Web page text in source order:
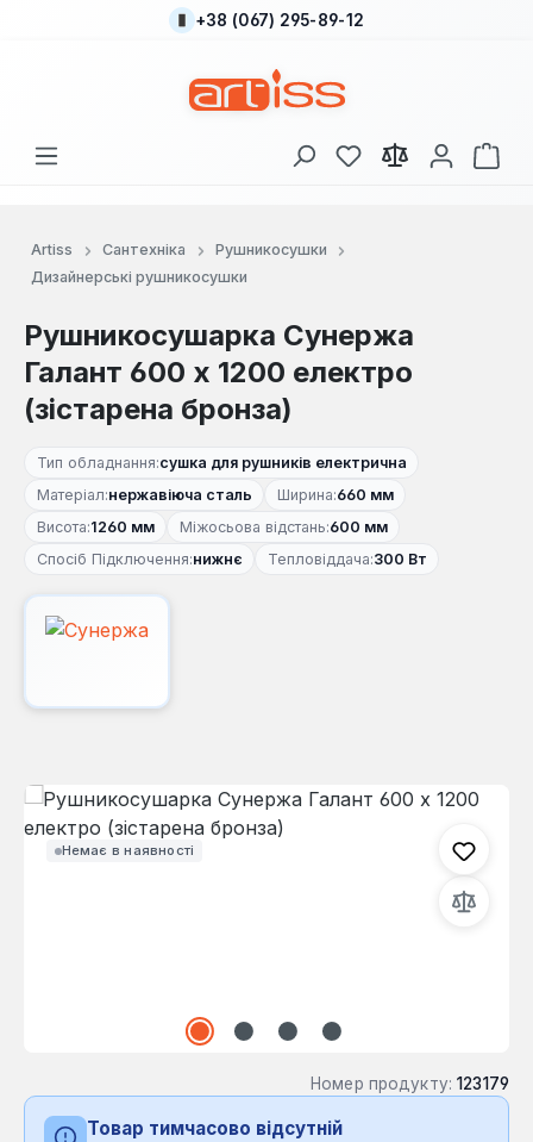
Перейти до основного вмісту
+38 (067) 295-89-12
У вас є 0 у списку
Artiss Сантехніка
Рушникосушки
Дизайнерські рушникосушки
Рушникосушарка Сунержа
Галант 600 х 1200 електро
(зістарена бронза)
Тип обладнання:сушка для рушників електрична
Матеріал:нержавіюча сталь Ширина:660 мм
Висота:1260 мм Міжосьова відстань:600 мм
Спосіб Підключення:нижнє Тепловіддача:300 Вт
Немає в наявності
Пропустити галерею зображень
Номер продукту: 123179
Товар тимчасово відсутній